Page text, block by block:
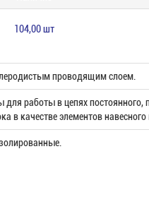
104,00 шт
проводящим слоем.
для работы в цепях постоянного,
в качестве элементов